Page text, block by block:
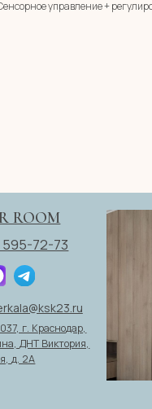
управление +
политикой конфиденциальности